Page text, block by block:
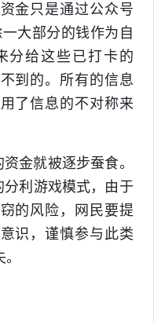
金只是通过公众号
大部分的钱作为自
分给这些已打卡的
到的。所有的信息
了信息的不对称来
金就被逐步蚕食。
分利游戏模式，由于
的风险，网民要提
识，谨慎参与此类